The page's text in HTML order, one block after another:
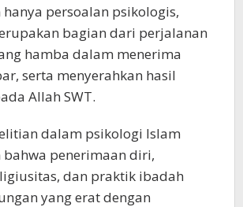
persoalan psikologis,
bagian dari perjalanan
hamba dalam menerima
serta menyerahkan hasil
Allah SWT.
dalam psikologi Islam
penerimaan diri,
dan praktik ibadah
yang erat dengan